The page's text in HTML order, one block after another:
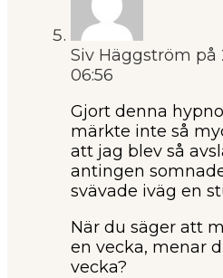
Siv Häggström på
06:56
Gjort denna
märkte inte så
att jag blev så
antingen
svävade iväg en
När du säger att
en vecka, menar
vecka?